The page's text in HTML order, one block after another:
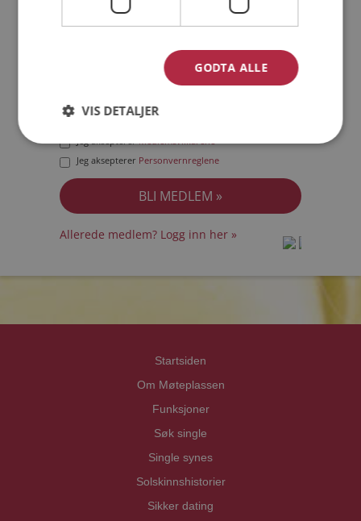
Jeg akseptererMedlemsvilkårene
Jeg aksepterer Personvernreglene
Allerede medlem? Logg inn her »
Startsiden
Om Møteplassen
Funksjoner
Søk single
Single synes
Solskinnshistorier
Sikker dating
GODTA ALLE
VIS DETALJER